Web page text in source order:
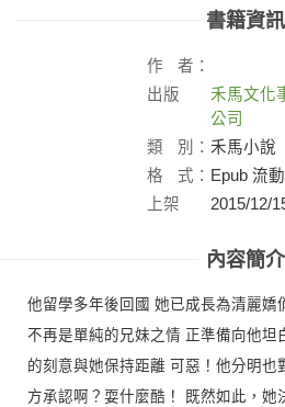
書籍資訊
作
者：
出版
禾馬文化
公司
類
別： 禾馬小說
格
式： Epub 流
上架
2015/12/
內容簡介
他留學多年後回國 她已成長為清麗嬌
不再是單純的兄妹之情 正準備向他坦
的刻意與她保持距離 可惡！他分明也
方承認啊？耍什麼酷！ 既然如此，她